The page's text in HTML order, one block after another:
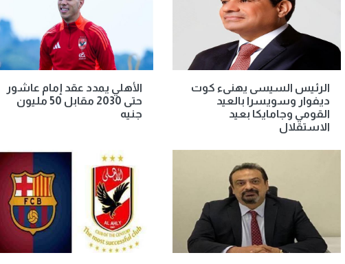
الرئيس السيسى يهنىء كوت
ديفوار وسويسرا بالعيد
القومي وجامايكا بعيد
الاستقلال
الأهلي يمدد عقد إمام عاشور
حتى 2030 مقابل 50 مليون
جنيه